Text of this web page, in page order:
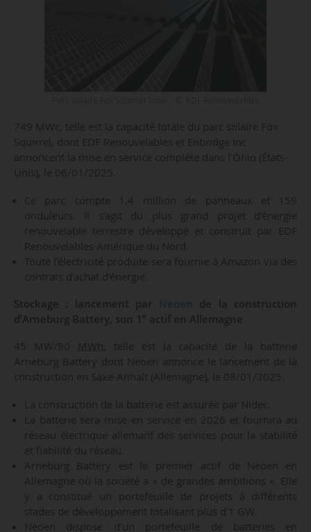
749 MWc, telle est la capacité totale du parc solaire Fox
Squirrel, dont EDF Renouvelables et Enbridge Inc
annoncent la mise en service complète dans l’Ohio (États-
Unis), le 06/01/2025.
Ce parc compte 1,4 million de panneaux et 159
onduleurs. Il s’agit du plus grand projet d’énergie
renouvelable terrestre développé et construit par EDF
Renouvelables Amérique du Nord.
Toute l’électricité produite sera fournie à Amazon via des
contrats d’achat d’énergie.
Stockage : lancement par
de la construction
d’Arneburg Battery, son 1
actif en Allemagne
45 MW/90
MWh,
telle est la capacité de la batterie
Arneburg Battery dont Neoen annonce le lancement de la
construction en Saxe-Anhalt (Allemagne), le 08/01/2025.
La construction de la batterie est assurée par Nidec.
La batterie sera mise en service en 2026 et fournira au
réseau électrique allemanf des services pour la stabilité
et fiabilité du réseau.
Arneburg Battery est le premier actif de Neoen en
Allemagne où la société a « de grandes ambitions ». Elle
y a constitué un portefeuille de projets à différents
stades de développement totalisant plus d'1 GW.
Neoen dispose d’un portefeuille de batteries en